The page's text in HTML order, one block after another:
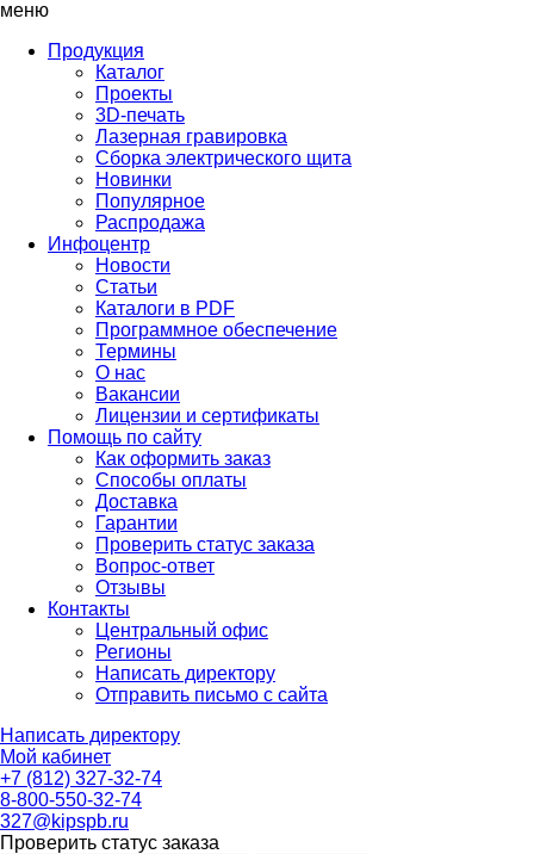
меню
Продукция
Каталог
Проекты
3D-печать
Лазерная гравировка
Сборка электрического щита
Новинки
Популярное
Распродажа
Инфоцентр
Новости
Статьи
Каталоги в PDF
Программное обеспечение
Термины
О нас
Вакансии
Лицензии и сертификаты
Помощь по сайту
Как оформить заказ
Способы оплаты
Доставка
Гарантии
Проверить статус заказа
Вопрос-ответ
Отзывы
Контакты
Центральный офис
Регионы
Написать директору
Отправить письмо с сайта
Написать директору
Мой кабинет
+7 (812) 327-32-74
8-800-550-32-74
327@kipspb.ru
Проверить статус заказа